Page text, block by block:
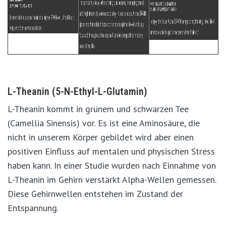
L-Theanin (5-N-Ethyl-L-Glutamin)
L-Theanin kommt in grünem und schwarzen Tee
(Camellia Sinensis) vor. Es ist eine Aminosäure, die
nicht in unserem Körper gebildet wird aber einen
positiven Einfluss auf mentalen und physischen Stress
haben kann. In einer Studie wurden nach Einnahme von
L-Theanin im Gehirn verstärkt Alpha-Wellen gemessen.
Diese Gehirnwellen entstehen im Zustand der
Entspannung.